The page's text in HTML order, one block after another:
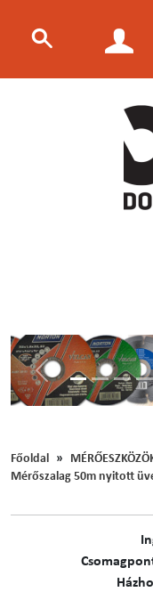
Előző
Főoldal
Mérőszalag 50m nyitott